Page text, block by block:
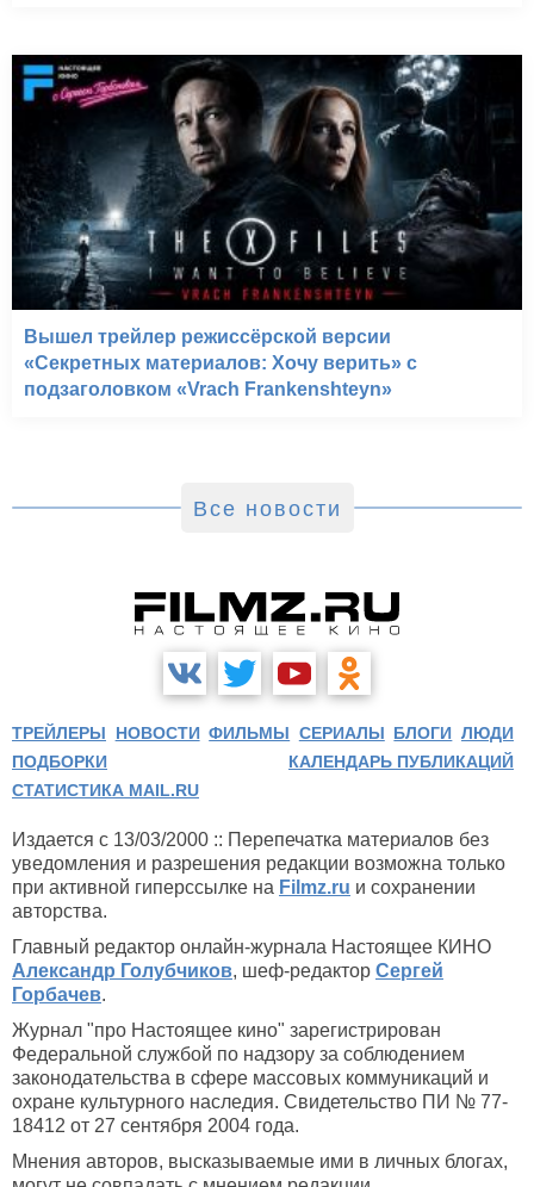
Вышел трейлер режиссёрской версии
«Секретных материалов: Хочу верить» с
подзаголовком «Vrach Frankenshteyn»
Все новости
ТРЕЙЛЕРЫ НОВОСТИ ФИЛЬМЫ СЕРИАЛЫ БЛОГИ ЛЮДИ
ПОДБОРКИ
КАЛЕНДАРЬ ПУБЛИКАЦИЙ
СТАТИСТИКА MAIL.RU
Издается с 13/03/2000 :: Перепечатка материалов без
уведомления и разрешения редакции возможна только
при активной гиперссылке на Filmz.ru и сохранении
авторства.
Главный редактор онлайн-журнала Настоящее КИНО
Александр Голубчиков, шеф-редактор Сергей
Горбачев.
Журнал "про Настоящее кино" зарегистрирован
Федеральной службой по надзору за соблюдением
законодательства в сфере массовых коммуникаций и
охране культурного наследия. Свидетельство ПИ № 77-
18412 от 27 сентября 2004 года.
Мнения авторов, высказываемые ими в личных блогах,